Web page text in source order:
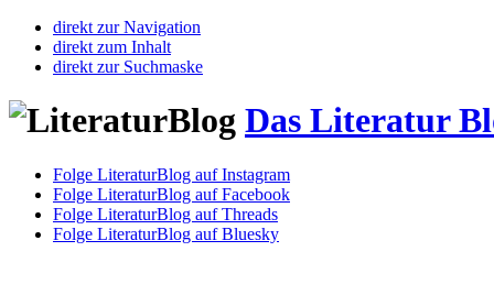
direkt zur Navigation
direkt zum Inhalt
direkt zur Suchmaske
Das Literatur
Folge LiteraturBlog auf Instagram
Folge LiteraturBlog auf Facebook
Folge LiteraturBlog auf Threads
Folge LiteraturBlog auf Bluesky